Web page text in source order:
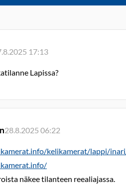
17:13
Lapissa?
28.8.2025 06:22
kelikamerat/lappi/
näkee tilanteen reealiajassa.